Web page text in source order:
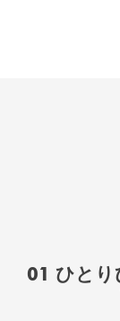
01 ひとり
丁寧